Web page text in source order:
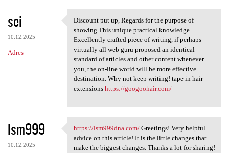
sei
10.12.2025
Adres
Discount put up, Regards for
Discount put up, Regards for the purpose of
showing This unique practical knowledge.
Excellently crafted piece of writing, if perhaps
virtually all web guru proposed an identical
standard of articles and other content whenever
you, the on-line world will be more effective
destination. Why not keep writing! tape in hair
extensions https://googoohair.com/
lsm999
10.12.2025
https://lsm999dna.com/
https://lsm999dna.com/Greetings! Very helpful
advice on this article! It is the little changes that
make the biggest changes. Thanks a lot for sharing!